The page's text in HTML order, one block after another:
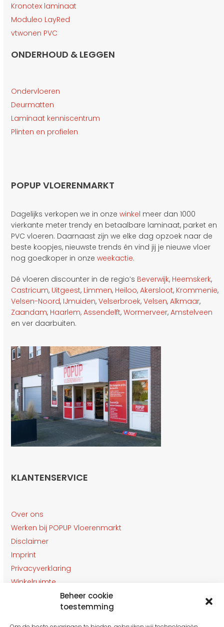
Beheer cookie
toestemming
Kronotex laminaat
Moduleo LayRed
vtwonen PVC
ONDERHOUD & LEGGEN
Ondervloeren
Deurmatten
Laminaat kenniscentrum
Plinten en profielen
POPUP VLOERENMARKT
Dagelijks verkopen we in onzewinkel meer dan 1000
vierkante meter trendy en betaalbare laminaat, parket en
PVC vloeren. Daarnaast zijn we elke dag opzoek naar de
beste koopjes, nieuwste trends én vind jij je nieuwe vloer
nog goedkoper in onzeweekactie.
Dé vloeren discounter in de regio’s Beverwijk, Heemskerk,
Castricum, Uitgeest, Limmen, Heiloo,Akersloot, Krommenie,
Velsen-Noord, IJmuiden,Velserbroek,Velsen,Alkmaar,
Zaandam, Haarlem, Assendelft,Wormerveer,Amstelveen
en ver daarbuiten.
KLANTENSERVICE
Over ons
Werken bij POPUP Vloerenmarkt
Disclaimer
Imprint
Privacyverklaring
Winkelruimte
Klantenservice